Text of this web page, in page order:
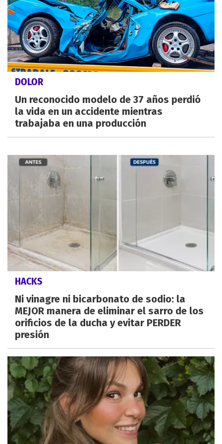
DOLOR
Un reconocido modelo de 37 años perdió
la vida en un accidente mientras
trabajaba en una producción
HACKS
Ni vinagre ni bicarbonato de sodio: la
MEJOR manera de eliminar el sarro de los
orificios de la ducha y evitar PERDER
presión